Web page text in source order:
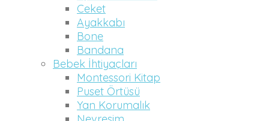
Ceket
Ayakkabı
Bone
Bandana
Bebek İhtiyaçları
Montessori Kitap
Puset Örtüsü
Yan Korumalık